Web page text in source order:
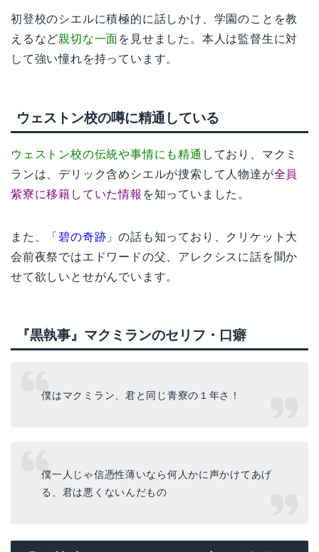
初登校のシエルに積極的に話しかけ、学園のことを教
えるなど親切な一面を見せました。本人は監督生に対
して強い憧れを持っています。
ウェストン校の噂に精通している
ウェストン校の伝統や事情にも精通 しており、マクミ
ランは、デリック含めシエルが捜索して人物達が全員
紫寮に移籍していた情報 を知っていました。
また、「 碧の奇跡 」の話も知っており、クリケット大
会前夜祭ではエドワードの父、アレクシスに話を聞か
せて欲しいとせがんでいます。
『黒執事』マクミランのセリフ・口癖
僕はマクミラン、君と同じ青寮の１年さ！
僕一人じゃ信憑性薄いなら何人かに声かけてあげ
る、君は悪くないんだもの